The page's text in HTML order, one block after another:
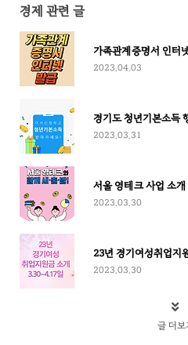
경제 관련 글
가족관계증명서 인터
2023.04.03
경기도 청년기본소득
2023.03.31
서울 영테크 사업 소개
2023.03.30
23년 경기여성취업지
2023.03.30
글 더보